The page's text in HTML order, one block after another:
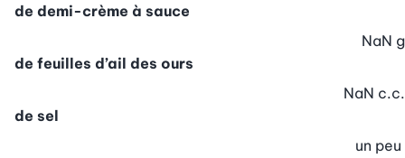
de demi-crème à sauce
de feuilles d’ail des ours
NaN g
de sel
NaN c.c.
un peu